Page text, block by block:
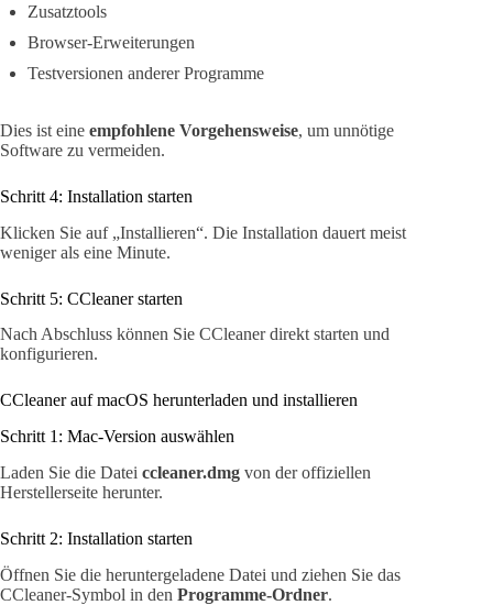
Zusatztools
Browser-Erweiterungen
Testversionen anderer Programme
Dies ist eine empfohlene Vorgehensweise, um unnötige
Software zu vermeiden.
Schritt 4: Installation starten
Klicken Sie auf „Installieren“. Die Installation dauert meist
weniger als eine Minute.
Schritt 5: CCleaner starten
Nach Abschluss können Sie CCleaner direkt starten und
konfigurieren.
CCleaner auf macOS herunterladen und installieren
Schritt 1: Mac-Version auswählen
Laden Sie die Datei ccleaner.dmg von der offiziellen
Herstellerseite herunter.
Schritt 2: Installation starten
Öffnen Sie die heruntergeladene Datei und ziehen Sie das
CCleaner-Symbol in den Programme-Ordner.